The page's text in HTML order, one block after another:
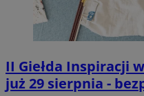
II Giełda Inspiracji
już 29 sierpnia -